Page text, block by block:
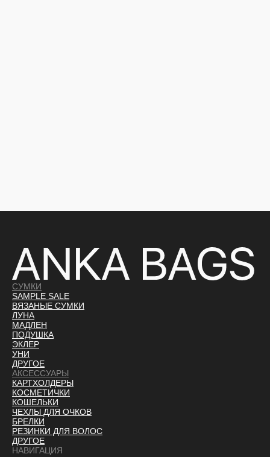
СУМКИ
SAMPLE SALE
ВЯЗАНЫЕ СУМКИ
ЛУНА
МАДЛЕН
ПОДУШКА
ЭКЛЕР
УНИ
ДРУГОЕ
АКСЕССУАРЫ
КАРТХОЛДЕРЫ
КОСМЕТИЧКИ
КОШЕЛЬКИ
ЧЕХЛЫ ДЛЯ ОЧКОВ
БРЕЛКИ
РЕЗИНКИ ДЛЯ ВОЛОС
ДРУГОЕ
НАВИГАЦИЯ